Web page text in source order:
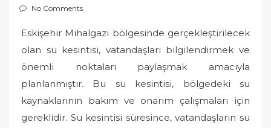
o
t
e
n
No Comments
Eskişehir Mihalgazi bölgesinde gerçekleştirilecek
olan su kesintisi, vatandaşları bilgilendirmek ve
önemli noktaları paylaşmak amacıyla
planlanmıştır. Bu su kesintisi, bölgedeki su
kaynaklarının bakım ve onarım çalışmaları için
gereklidir. Su kesintisi süresince, vatandaşların su